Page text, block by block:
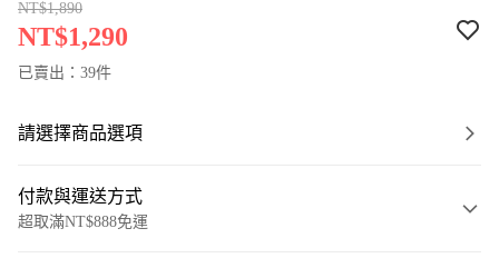
NT$1,890
NT$1,290
已賣出：39件
請選擇商品選項
付款與運送方式
超取滿NT$888免運